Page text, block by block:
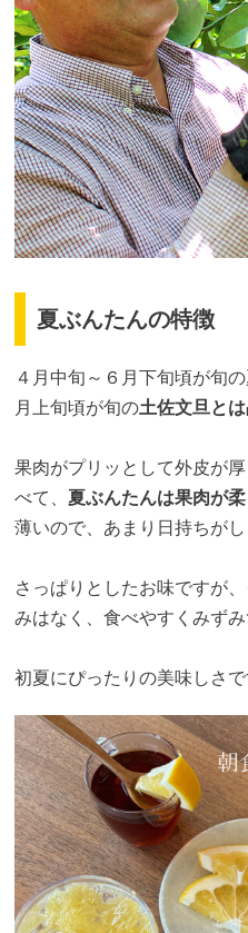
夏ぶんたんの特徴
４月中旬～６月下旬頃が旬
月上旬頃が旬の土佐文旦と
果肉がプリッとして外皮が
べて、 夏ぶんたんは果肉が
薄いので、あまり日持ちがし
さっぱりとしたお味ですが
みはなく、食べやすくみずみ
初夏にぴったりの美味しさで